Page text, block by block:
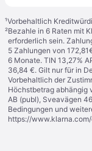
¹Vorbehaltlich
²Bezahle in 6 Raten mit
erforderlich sein.
5 Zahlungen von
6 Monate. TIN 13,27%
36,84 €. Gilt nur für in
Vorbehaltlich der
Höchstbetrag abhängig
AB (publ), Sveavägen
Bedingungen und
https://